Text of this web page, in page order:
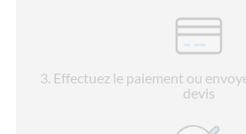
3 . Effectuez le paiement ou
devis